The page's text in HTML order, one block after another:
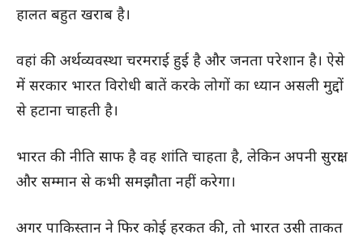
हालत बहुत खराब है।
वहां की अर्थव्यवस्था चरमराई हुई है और जनता परेशान है। ऐसे
में सरकार भारत विरोधी बातें करके लोगों का ध्यान असली मुद्दों
से हटाना चाहती है।
भारत की नीति साफ है वह शांति चाहता है, लेकिन अपनी सुरक्षा
और सम्मान से कभी समझौता नहीं करेगा।
अगर पाकिस्तान ने फिर कोई हरकत की, तो भारत उसी ताकत